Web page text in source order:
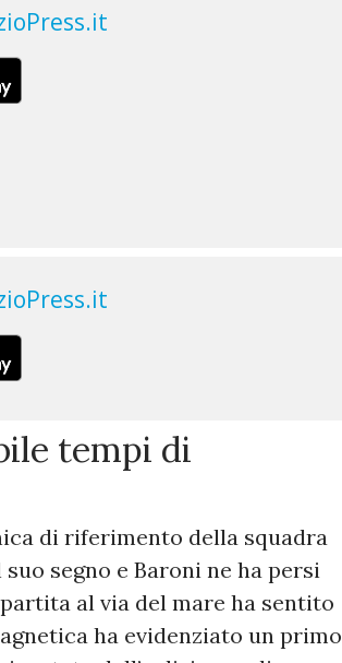
tempi di
di riferimento della squadra
segno e Baroni ne ha persi
al via del mare ha sentito
ha evidenziato un primo